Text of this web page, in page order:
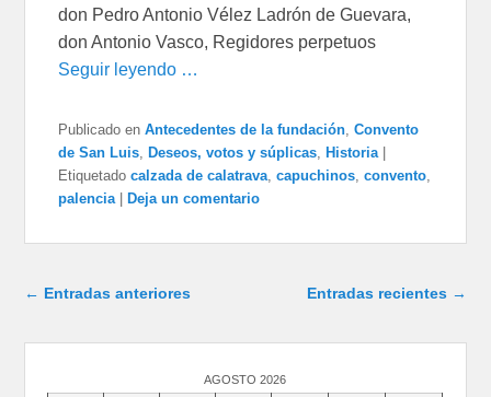
don Pedro Antonio Vélez Ladrón de Guevara,
don Antonio Vasco, Regidores perpetuos
Seguir leyendo …
Publicado en Antecedentes de la fundación,Convento
de San Luis, Deseos, votos y súplicas, Historia
Etiquetado calzada de calatrava,capuchinos,convento,
palencia
Deja un comentario
Navegación de entradas
← Entradas anteriores Entradas recientes →
AGOSTO 2026